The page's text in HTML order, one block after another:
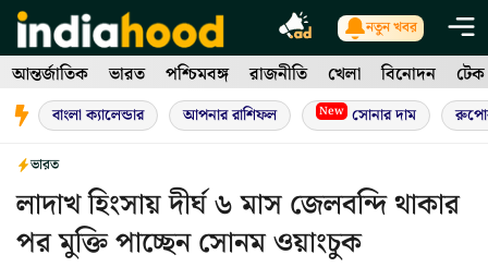
Skip
to
content
নতুন খবর
আন্তর্জাতিক ভারত পশ্চিমবঙ্গ রাজনীতি খেলা বিনোদন টেক
বাংলা ক্যালেন্ডার আপনার রাশিফল New সোনার দাম
ভারত
লাদাখ হিংসায় দীর্ঘ ৬ মাস জেলবন্দি থাকার
পর মুক্তি পাচ্ছেন সোনম ওয়াংচুক